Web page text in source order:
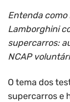
Entenda como
Lamborghini
supercarros:
NCAP
O tema dos
supercarros e